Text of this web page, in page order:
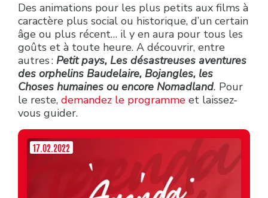
Des animations pour les plus petits aux films à
caractère plus social ou historique, d’un certain
âge ou plus récent… il y en aura pour tous les
goûts et à toute heure. A découvrir, entre
autres : Petit pays, Les désastreuses aventures
des orphelins Baudelaire, Bojangles, les
Choses humaines ou encore Nomadland. Pour
le reste, demandez le programme et laissez-
vous guider.
17.02.2022